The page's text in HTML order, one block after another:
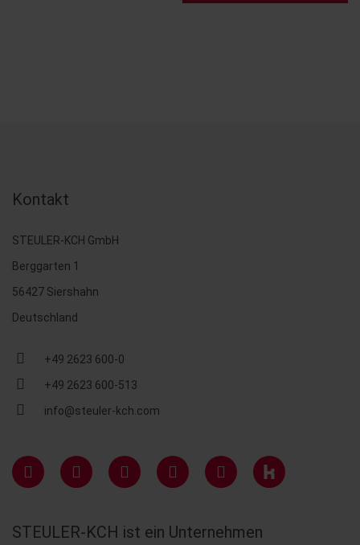
Kontakt
STEULER-KCH GmbH
Berggarten 1
56427 Siershahn
Deutschland
+49 2623 600-0
+49 2623 600-513
info@steuler-kch.com
STEULER-KCH ist ein Unternehmen